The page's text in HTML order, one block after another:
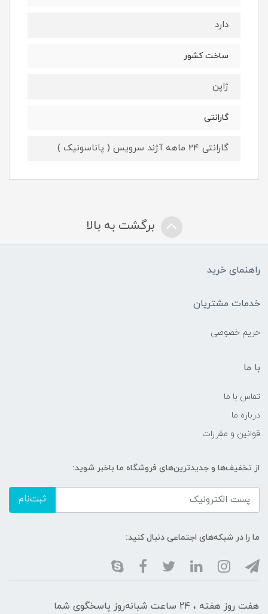
دارد
ساخت کشور
ژاپن
گارانتی
گارانتی 24 ماهه آژند سرویس ( پاناسونیک )
برگشت به بالا
راهنمای خرید
خدمات مشتریان
حریم خصوصی
با ما
تماس با ما
درباره ما
قوانین و مقررات
از تخفیف‌ها و جدیدترین‌های فروشگاه ما باخبر شوید:
ثبت‌نام
ما را در شبکه‌های اجتماعی دنبال کنید:
هفت روز هفته ، ۲۴ ساعت شبانه‌روز پاسخگوی شما